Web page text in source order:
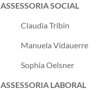
ASSESSORIA SOCIAL
Claudia Tribin
Manuela Vidauerre
Sophia Oelsner
ASSESSORIA LABORAL